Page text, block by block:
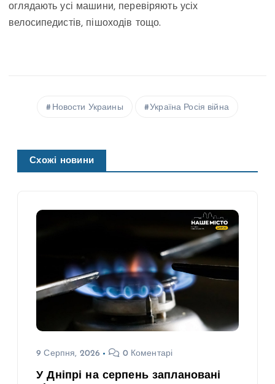
оглядають усі машини, перевіряють усіх
велосипедистів, пішоходів тощо.
Новости Украины Україна Росія війна
Схожі новини
9 Серпня, 2026 0 Коментарі
У Дніпрі на серпень заплановані